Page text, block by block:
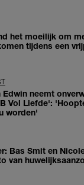
het moeilijk om
tijdens een
neemt
Vol Liefde':
worden'
Bas Smit en
van